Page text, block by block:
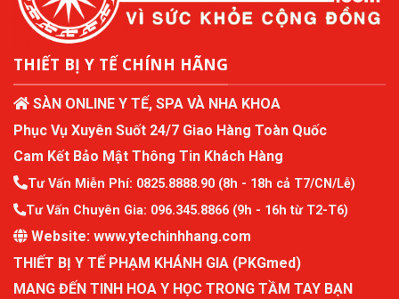
THIẾT BỊ Y TẾ CHÍNH HÃNG
SÀN ONLINE Y TẾ, SPA VÀ NHA KHOA
Phục Vụ Xuyên Suốt 24/7 Giao Hàng Toàn Quốc
Cam Kết Bảo Mật Thông Tin Khách Hàng
Tư Vấn Miễn Phí: 0825.8888.90 (8h - 18h cả T7/CN/Lễ)
Tư Vấn Chuyên Gia: 096.345.8866 (9h - 16h từ T2-T6)
Website: www.ytechinhhang.com
THIẾT BỊ Y TẾ PHẠM KHÁNH GIA (PKGmed)
MANG ĐẾN TINH HOA Y HỌC TRONG TẦM TAY BẠN